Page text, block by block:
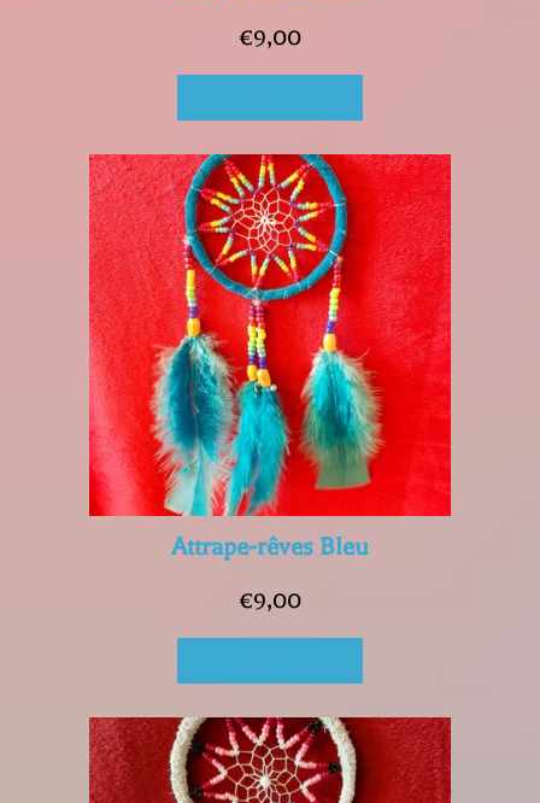
€9,00
Attrape-rêves Bleu
€9,00